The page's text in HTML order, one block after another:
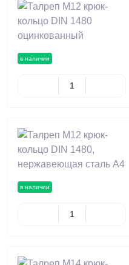
в наличии
в наличии